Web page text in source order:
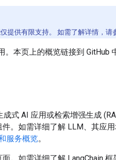
提供有限支持。 如需了解详情，请
。本页上的概览链接到 GitHub
式 AI 应用或检索增强生成
。如需详细了解 LLM、其应
服务概览。